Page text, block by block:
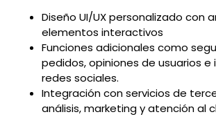
Diseño UI/UX personalizado con
elementos interactivos
Funciones adicionales como
pedidos, opiniones de usuarios
redes sociales.
Integración con servicios de
análisis, marketing y atención al